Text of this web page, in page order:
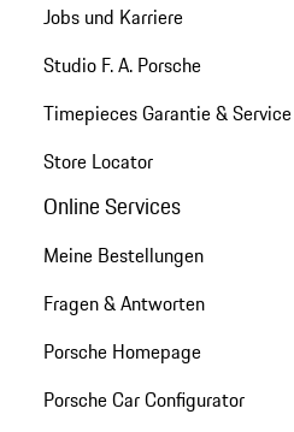
Jobs und Karriere
Studio F. A. Porsche
Timepieces Garantie & Service
Store Locator
Online Services
Meine Bestellungen
Fragen & Antworten
Porsche Homepage
Porsche Car Configurator